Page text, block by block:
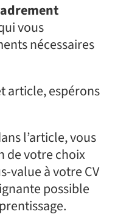
vous
nécessaires
article, espérons
l’article, vous
de votre choix
value à votre CV
possible